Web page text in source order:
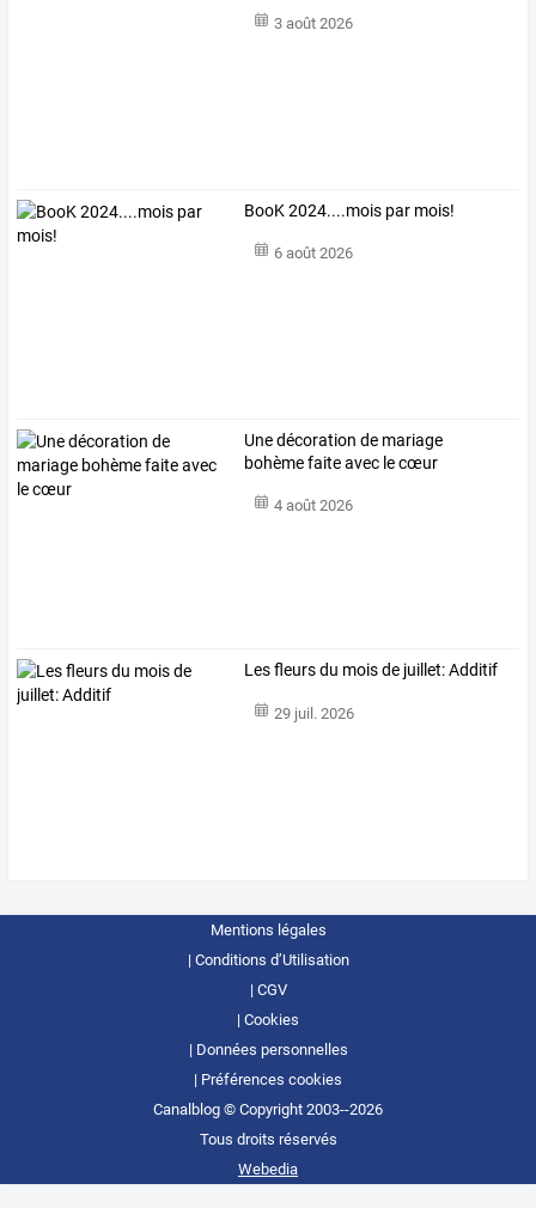
3 août 2026
BooK 2024....mois par mois!
6 août 2026
Une décoration de mariage
bohème faite avec le cœur
4 août 2026
Les fleurs du mois de juillet: Additif
29 juil. 2026
Mentions légales
Conditions d’Utilisation
CGV
Cookies
Données personnelles
Préférences cookies
Canalblog © Copyright 2003--2026
Tous droits réservés
Webedia